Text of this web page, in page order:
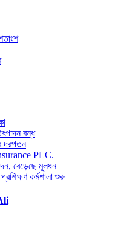
বন্ধ
দরপতন
PLC.
বেড়েছে মূলধন
কর্মশালা শুরু